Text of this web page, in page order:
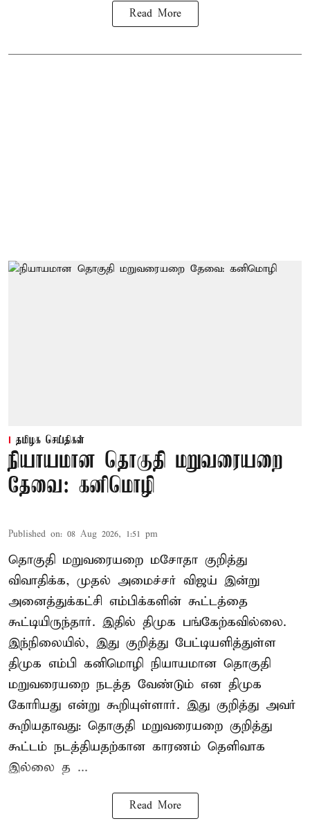
Read More
தமிழக செய்திகள்
நியாயமான தொகுதி மறுவரையறை
தேவை: கனிமொழி
Published on: 08 Aug 2026, 1:51 pm
தொகுதி மறுவரையறை மசோதா குறித்து
விவாதிக்க, முதல் அமைச்சர் விஜய் இன்று
அனைத்துக்கட்சி எம்பிக்களின் கூட்டத்தை
கூட்டியிருந்தார். இதில் திமுக பங்கேற்கவில்லை.
இந்நிலையில், இது குறித்து பேட்டியளித்துள்ள
திமுக எம்பி கனிமொழி நியாயமான தொகுதி
மறுவரையறை நடத்த வேண்டும் என திமுக
கோரியது என்று கூறியுள்ளார். இது குறித்து அவர்
கூறியதாவது: தொகுதி மறுவரையறை குறித்து
கூட்டம் நடத்தியதற்கான காரணம் தெளிவாக
இல்லை த ...
Read More